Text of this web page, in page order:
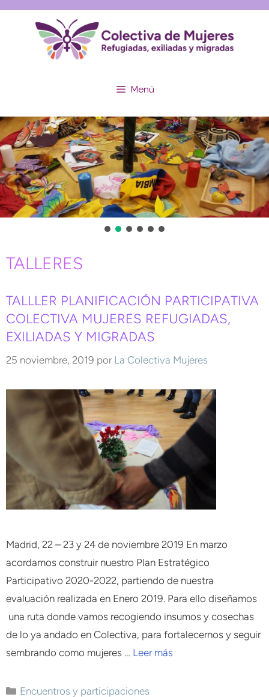
Menú
TALLERES
TALLLER PLANIFICACIÓN PARTICIPATIVA
COLECTIVA MUJERES REFUGIADAS,
EXILIADAS Y MIGRADAS
25 noviembre, 2019 por La Colectiva Mujeres
Madrid, 22 – 23 y 24 de noviembre 2019 En marzo
acordamos construir nuestro Plan Estratégico
Participativo 2020-2022, partiendo de nuestra
evaluación realizada en Enero 2019. Para ello diseñamos
una ruta donde vamos recogiendo insumos y cosechas
de lo ya andado en Colectiva, para fortalecernos y seguir
sembrando como mujeres … Leer más
Encuentros y participaciones